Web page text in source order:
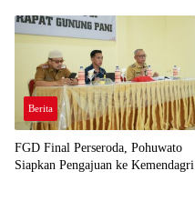
Berita
FGD Final Perseroda, Pohuwato
Siapkan Pengajuan ke Kemendagri